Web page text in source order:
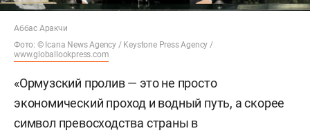
Аббас Аракчи
Фото: © Icana News Agency / Keystone Press Agency /
www.globallookpress.com
«Ормузский пролив — это не просто
экономический проход и водный путь, а скорее
символ превосходства страны в